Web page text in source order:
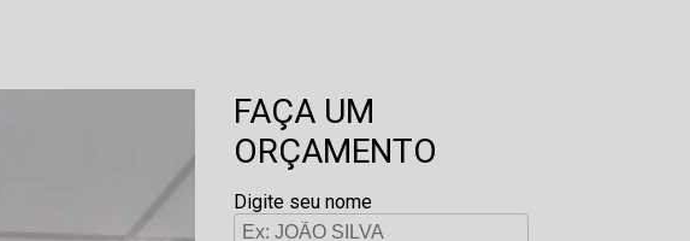
FAÇA UM
ORÇAMENTO
Digite seu nome